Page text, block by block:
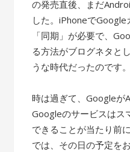
の発売直後、まだ
した。iPhoneで
「同期」が必要で、
る方法がブログネタと
うな時代だったのです。
時は過ぎて、Googleが
Googleのサービスはス
できることが当たり前
では、その日の予定を